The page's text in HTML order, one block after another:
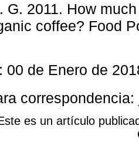
G. 2011. How
coffee? Food
00 de Enero de
correspondencia:
es un artículo